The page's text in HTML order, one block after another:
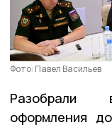
Фото: Павел Васильев
Разобрали
оформления